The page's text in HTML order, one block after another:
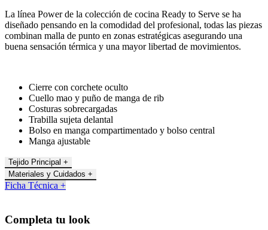
La línea Power de la colección de cocina Ready to Serve se ha
diseñado pensando en la comodidad del profesional, todas las piezas
combinan malla de punto en zonas estratégicas asegurando una
buena sensación térmica y una mayor libertad de movimientos.
Cierre con corchete oculto
Cuello mao y puño de manga de rib
Costuras sobrecargadas
Trabilla sujeta delantal
Bolso en manga compartimentado y bolso central
Manga ajustable
Tejido Principal +
Materiales y Cuidados +
Ficha Técnica +
Completa tu look